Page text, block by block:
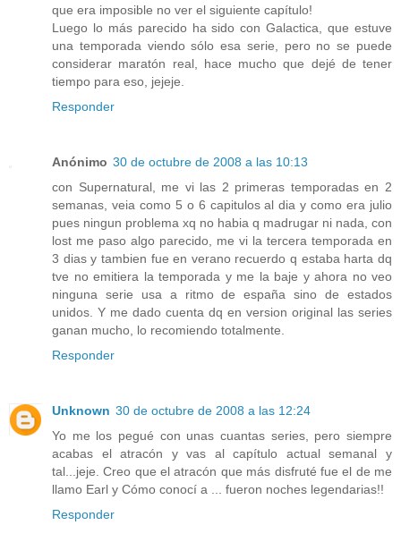
que era imposible no ver el siguiente capítulo!
Luego lo más parecido ha sido con Galactica, que estuve
una temporada viendo sólo esa serie, pero no se puede
considerar maratón real, hace mucho que dejé de tener
tiempo para eso, jejeje.
Responder
Anónimo 30 de octubre de 2008 a las 10:13
con Supernatural, me vi las 2 primeras temporadas en 2
semanas, veia como 5 o 6 capitulos al dia y como era julio
pues ningun problema xq no habia q madrugar ni nada, con
lost me paso algo parecido, me vi la tercera temporada en
3 dias y tambien fue en verano recuerdo q estaba harta dq
tve no emitiera la temporada y me la baje y ahora no veo
ninguna serie usa a ritmo de españa sino de estados
unidos. Y me dado cuenta dq en version original las series
ganan mucho, lo recomiendo totalmente.
Responder
Unknown 30 de octubre de 2008 a las 12:24
Yo me los pegué con unas cuantas series, pero siempre
acabas el atracón y vas al capítulo actual semanal y
tal...jeje. Creo que el atracón que más disfruté fue el de me
llamo Earl y Cómo conocí a ... fueron noches legendarias!!
Responder